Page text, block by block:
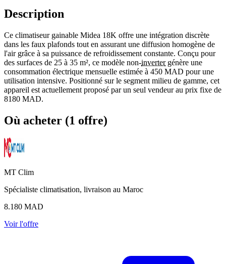
Description
Ce climatiseur gainable Midea 18K offre une intégration discrète
dans les faux plafonds tout en assurant une diffusion homogène de
l'air grâce à sa puissance de refroidissement constante. Conçu pour
des surfaces de 25 à 35 m², ce modèle non-invertergénère une
consommation électrique mensuelle estimée à 450 MAD pour une
utilisation intensive. Positionné sur le segment milieu de gamme, cet
appareil est actuellement proposé par un seul vendeur au prix fixe de
8180 MAD.
Où acheter (1 offre)
MT Clim
Spécialiste climatisation, livraison au Maroc
8.180 MAD
Voir l'offre